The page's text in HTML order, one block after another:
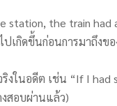
station, the train had
ปเกิดขึ้นก่อนการมาถึงข
งในอดีต เช่น “If I had
สอบผ่านแล้ว)